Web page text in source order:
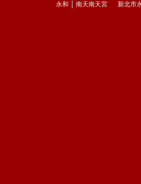
永和 │ 南天南天宮 新北市